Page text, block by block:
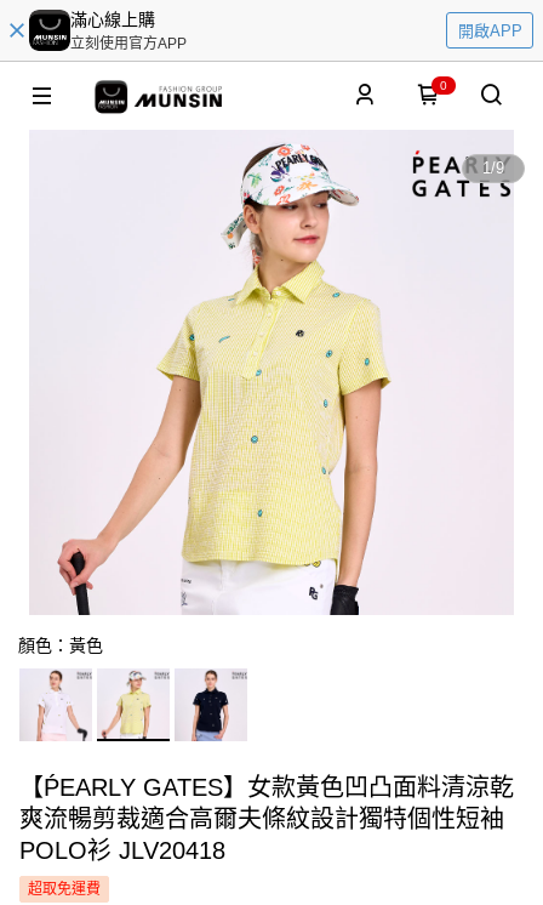
滿心線上購
立刻使用官方APP
開啟APP
0
1/9
顏色：黃色
【ṔEARLY GATES】女款黃色凹凸面料清涼乾
爽流暢剪裁適合高爾夫條紋設計獨特個性短袖
POLO衫 JLV20418
超取免運費